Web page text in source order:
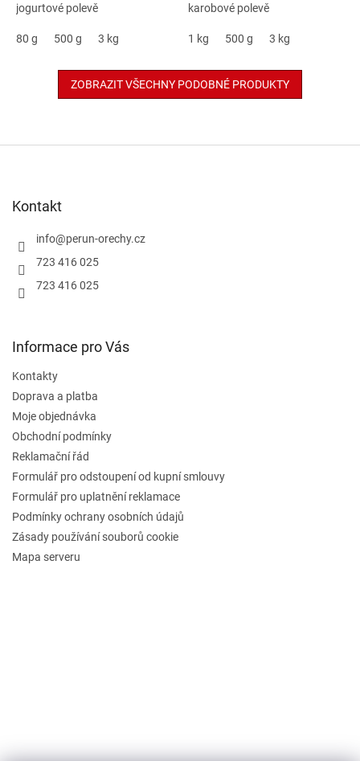
jogurtové polevě
80 g 500 g 3 kg
karobové polevě
1 kg 500 g 3 kg
ZOBRAZIT VŠECHNY PODOBNÉ PRODUKTY
Kontakt
info@perun-orechy.cz
723 416 025
723 416 025
Informace pro Vás
Kontakty
Doprava a platba
Moje objednávka
Obchodní podmínky
Reklamační řád
Formulář pro odstoupení od kupní smlouvy
Formulář pro uplatnění reklamace
Podmínky ochrany osobních údajů
Zásady používání souborů cookie
Mapa serveru